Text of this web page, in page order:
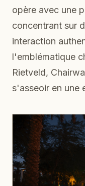
opère avec une
concentrant sur
interaction
l'emblématique
Rietveld,
s'asseoir en une